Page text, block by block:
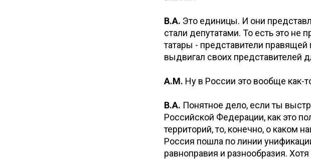
В.А. Это единицы. И они
стали депутатами. То есть это не
татары - представители правящей
выдвигал своих представителей
А.М. Ну в России это вообще как-
В.А. Понятное дело, если ты
Российской Федерации, как это
территорий, то, конечно, о каком
Россия пошла по линии
равноправия и разнообразия.